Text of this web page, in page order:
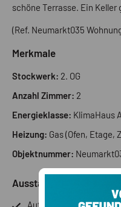
schöne Terrasse. Ein
(Ref. Neumarkt035
Merkmale
Stockwerk: 2. OG
Anzahl Zimmer: 2
Energieklasse: KlimaHaus A
Heizung: Gas (Ofen, Etage,
Objektnummer:
Ausstattung
Autonome Heizung